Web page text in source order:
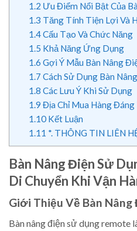
1.2 Ưu Điểm Nổi Bật Của
1.3 Tăng Tính Tiện Lợi Và
1.4Cấu Tạo Và Chức Năng
1.5 Khả Năng Ứng Dụng
1.6 Gợi Ý Mẫu Bàn Nâng
1.7 Cách Sử Dụng Bàn
1.8 Các Lưu Ý Khi Sử Dụng
1.9 Địa Chỉ Mua Hàng Đáng
1.10Kết Luận
1.11 *. THÔNG TIN LIÊN
Bàn Nâng Điện Sử
Di Chuyển Khi Vận
Giới Thiệu Về Bàn Nâng
Bàn nâng điện sử dụng remote